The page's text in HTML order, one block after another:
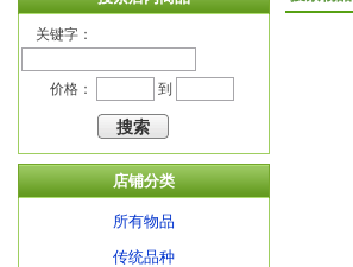
关键字：
价格： 到
店铺分类
所有物品
传统品种